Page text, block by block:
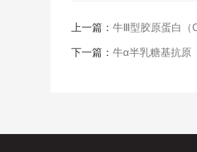
上一篇： 牛Ⅲ型胶原蛋白（
下一篇： 牛α半乳糖基抗原